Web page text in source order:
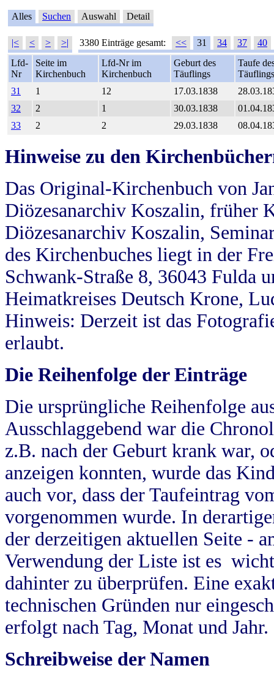
Alles Suchen Auswahl Detail
|< < > >| 3380 Einträge gesamt: << 31 34 37
40
Lfd-
Nr
Seite im
Kirchenbuch
Lfd-Nr im
Kirchenbuch
Geburt des
Täuflings
Taufe
Täuflings
31
1 12 17.03.1838
32
2 1 30.03.1838
33
2 2 29.03.1838
Hinweise zu den
Das Original-Kirchenbuch von
Diözesanarchiv Koszalin, früher
Diözesanarchiv Koszalin,
des Kirchenbuches liegt in der
Schwank-Straße 8, 36043 Fulda
Heimatkreises Deutsch Krone,
Hinweis: Derzeit ist das
erlaubt.
Die Reihenfolge der Einträge
Die ursprüngliche Reihenfolge
Ausschlaggebend war die
z.B. nach der Geburt krank war,
anzeigen konnten, wurde das
auch vor, dass der Taufeintrag
vorgenommen wurde. In
der derzeitigen aktuellen Seite -
Verwendung der Liste ist es
dahinter zu überprüfen. Eine
technischen Gründen nur
erfolgt nach Tag, Monat und Jahr.
Schreibweise der Namen